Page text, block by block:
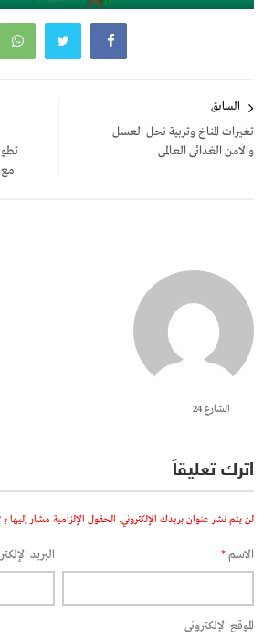
المقالات
السابق
تغيرات المناخ وتربية نحل العسل
والامن الغذائى العالمى
مع
الشارع 24
اترك تعليقاً
لن يتم نشر عنوان بريدك الإلكتروني. الحقول الإلزامية مشار إليها بـ
الاسم* البريد
الموقع الإلكتروني